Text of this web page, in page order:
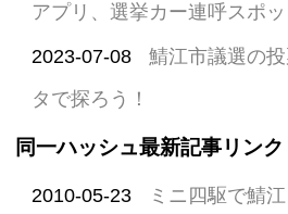
アプリ、選挙カー連呼スポ
2023-07-08
鯖江市議選の
タで探ろう！
同一ハッシュ最新記事リンク
2010-05-23 ミニ四駆で鯖